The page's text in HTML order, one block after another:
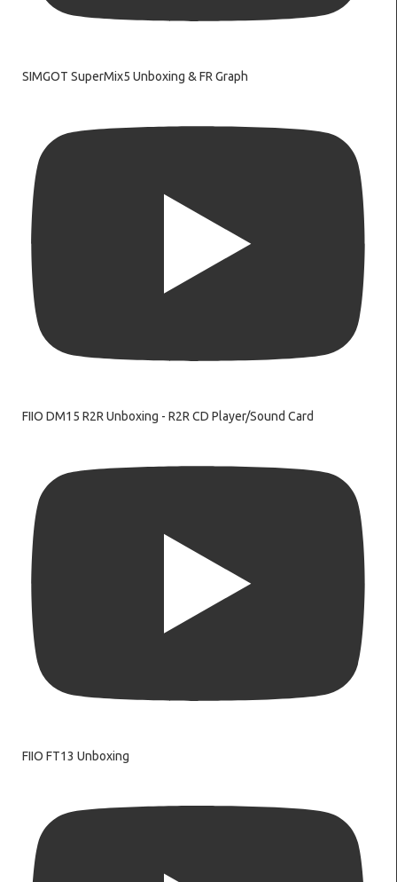
SIMGOT SuperMix5 Unboxing & FR Graph
FIIO DM15 R2R Unboxing - R2R CD Player/Sound Card
FIIO FT13 Unboxing